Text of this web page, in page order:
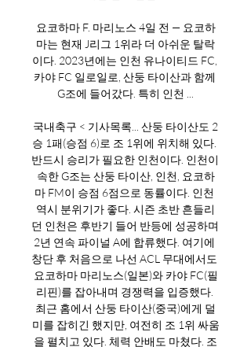
요코하마 F. 마리노스 4일 전 — 요코하
마는 현재 J리그 1위라 더 아쉬운 탈락
이다. 2023년에는 인천 유나이티드 FC,
카야 FC 일로일로, 산둥 타이산과 함께
G조에 들어갔다. 특히 인천 ...
국내축구 < 기사목록... 산둥 타이산도 2
승 1패(승점 6)로 조 1위에 위치해 있다.
반드시 승리가 필요한 인천이다. 인천이
속한 G조는 산둥 타이산, 인천, 요코하
마 FM이 승점 6점으로 동률이다. 인천
역시 분위기가 좋다. 시즌 초반 흔들리
던 인천은 후반기 들어 반등에 성공하며
2년 연속 파이널 A에 합류했다. 여기에
창단 후 처음으로 나선 ACL 무대에서도
요코하마 마리노스(일본)와 카야 FC(필
리핀)를 잡아내며 경쟁력을 입증했다.
최근 홈에서 산둥 타이산(중국)에게 덜
미를 잡히긴 했지만, 여전히 조 1위 싸움
을 펼치고 있다. 체력 안배도 마쳤다. 조